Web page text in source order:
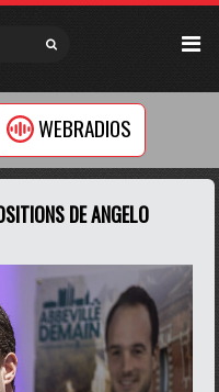
WEBRADIOS
DE ANGELO